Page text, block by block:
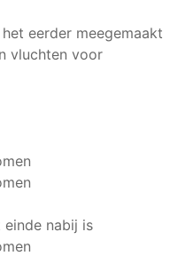
eerder meegemaakt
vluchten voor
einde nabij is